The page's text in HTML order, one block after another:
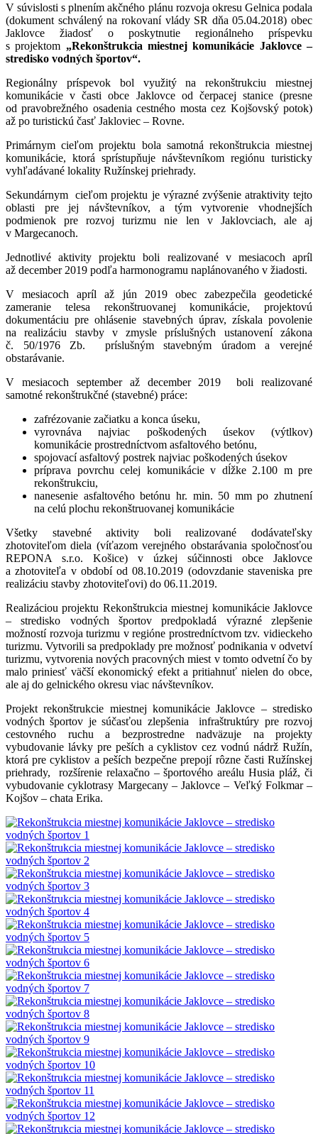
V súvislosti s plnením akčného plánu rozvoja okresu Gelnica podala
(dokument schválený na rokovaní vlády SR dňa 05.04.2018) obec
Jaklovce žiadosť o poskytnutie regionálneho príspevku
s projektom „Rekonštrukcia miestnej komunikácie Jaklovce –
stredisko vodných športov“.
Regionálny príspevok bol využitý na rekonštrukciu miestnej
komunikácie v časti obce Jaklovce od čerpacej stanice (presne
od pravobrežného osadenia cestného mosta cez Kojšovský potok)
až po turistickú časť Jakloviec – Rovne.
Primárnym cieľom projektu bola samotná rekonštrukcia miestnej
komunikácie, ktorá sprístupňuje návštevníkom regiónu turisticky
vyhľadávané lokality Ružínskej priehrady.
Sekundárnym cieľom projektu je výrazné zvýšenie atraktivity tejto
oblasti pre jej návštevníkov, a tým vytvorenie vhodnejších
podmienok pre rozvoj turizmu nie len v Jaklovciach, ale aj
v Margecanoch.
Jednotlivé aktivity projektu boli realizované v mesiacoch apríl
až december 2019 podľa harmonogramu naplánovaného v žiadosti.
V mesiacoch apríl až jún 2019 obec zabezpečila geodetické
zameranie telesa rekonštruovanej komunikácie, projektovú
dokumentáciu pre ohlásenie stavebných úprav, získala povolenie
na realizáciu stavby v zmysle príslušných ustanovení zákona
č. 50/1976 Zb. príslušným stavebným úradom a verejné
obstarávanie.
V mesiacoch september až december 2019 boli realizované
samotné rekonštrukčné (stavebné) práce:
zafrézovanie začiatku a konca úseku,
vyrovnáva najviac poškodených úsekov (výtlkov)
komunikácie prostredníctvom asfaltového betónu,
spojovací asfaltový postrek najviac poškodených úsekov
príprava povrchu celej komunikácie v dĺžke 2.100 m pre
rekonštrukciu,
nanesenie asfaltového betónu hr. min. 50 mm po zhutnení
na celú plochu rekonštruovanej komunikácie
Všetky stavebné aktivity boli realizované dodávateľsky
zhotoviteľom diela (víťazom verejného obstarávania spoločnosťou
REPONA s.r.o. Košice) v úzkej súčinnosti obce Jaklovce
a zhotoviteľa v období od 08.10.2019 (odovzdanie staveniska pre
realizáciu stavby zhotoviteľovi) do 06.11.2019.
Realizáciou projektu Rekonštrukcia miestnej komunikácie Jaklovce
– stredisko vodných športov predpokladá výrazné zlepšenie
možností rozvoja turizmu v regióne prostredníctvom tzv. vidieckeho
turizmu. Vytvorili sa predpoklady pre možnosť podnikania v odvetví
turizmu, vytvorenia nových pracovných miest v tomto odvetní čo by
malo priniesť väčší ekonomický efekt a pritiahnuť nielen do obce,
ale aj do gelnického okresu viac návštevníkov.
Projekt rekonštrukcie miestnej komunikácie Jaklovce – stredisko
vodných športov je súčasťou zlepšenia infraštruktúry pre rozvoj
cestovného ruchu a bezprostredne nadväzuje na projekty
vybudovanie lávky pre peších a cyklistov cez vodnú nádrž Ružín,
ktorá pre cyklistov a peších bezpečne prepojí rôzne časti Ružínskej
priehrady, rozšírenie relaxačno – športového areálu Husia pláž, či
vybudovanie cyklotrasy Margecany – Jaklovce – Veľký Folkmar –
Kojšov – chata Erika.